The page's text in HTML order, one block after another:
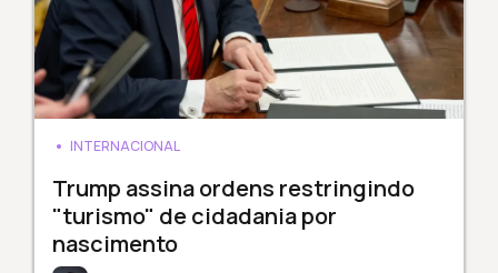
INTERNACIONAL
Trump assina ordens restringindo
"turismo" de cidadania por
nascimento